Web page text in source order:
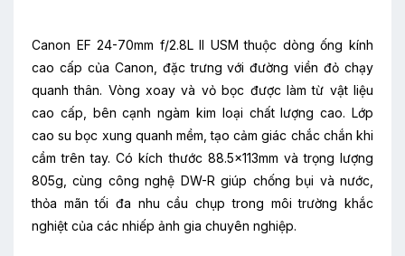
Canon EF 24-70mm f/2.8L II USM thuộc dòng ống kính
cao cấp của Canon, đặc trưng với đường viền đỏ chạy
quanh thân. Vòng xoay và vỏ bọc được làm từ vật liệu
cao cấp, bên cạnh ngàm kim loại chất lượng cao. Lớp
cao su bọc xung quanh mềm, tạo cảm giác chắc chắn khi
cầm trên tay. Có kích thước 88.5x113mm và trọng lượng
805g, cùng công nghệ DW-R giúp chống bụi và nước,
thỏa mãn tối đa nhu cầu chụp trong môi trường khắc
nghiệt của các nhiếp ảnh gia chuyên nghiệp.